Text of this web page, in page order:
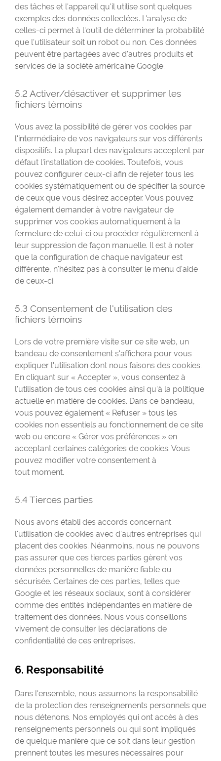
des tâches et l'appareil qu'il utilise sont quelques
exemples des données collectées. L'analyse de
celles-ci permet à l'outil de déterminer la probabilité
que l'utilisateur soit un robot ou non. Ces données
peuvent être partagées avec d'autres produits et
services de la société américaine Google.
5.2 Activer/désactiver et supprimer les
fichiers témoins
Vous avez la possibilité de gérer vos cookies par
l'intermédiaire de vos navigateurs sur vos différents
dispositifs. La plupart des navigateurs acceptent par
défaut l'installation de cookies. Toutefois, vous
pouvez configurer ceux-ci afin de rejeter tous les
cookies systématiquement ou de spécifier la source
de ceux que vous désirez accepter. Vous pouvez
également demander à votre navigateur de
supprimer vos cookies automatiquement à la
fermeture de celui-ci ou procéder régulièrement à
leur suppression de façon manuelle. Il est à noter
que la configuration de chaque navigateur est
différente, n'hésitez pas à consulter le menu d'aide
deceux-ci.
5.3 Consentement de l'utilisation des
fichiers témoins
Lors de votre première visite sur ce site web, un
bandeau de consentement s'affichera pour vous
expliquer l'utilisation dont nous faisons des cookies.
En cliquant sur « Accepter », vous consentez à
l'utilisation de tous ces cookies ainsi qu'à la politique
actuelle en matière de cookies. Dans ce bandeau,
vous pouvez également « Refuser » tous les
cookies non essentiels au fonctionnement de ce site
web ou encore « Gérer vos préférences » en
acceptant certaines catégories de cookies. Vous
pouvez modifier votre consentement à
tout moment.
5.4 Tierces parties
Nous avons établi des accords concernant
l'utilisation de cookies avec d'autres entreprises qui
placent des cookies. Néanmoins, nous ne pouvons
pas assurer que ces tierces parties gèrent vos
données personnelles de manière fiable ou
sécurisée. Certaines de ces parties, telles que
Google et les réseaux sociaux, sont à considérer
comme des entités indépendantes en matière de
traitement des données. Nous vous conseillons
vivement de consulter les déclarations de
confidentialité de ces entreprises.
6. Responsabilité
Dans l'ensemble, nous assumons la responsabilité
de la protection des renseignements personnels que
nous détenons. Nos employés qui ont accès à des
renseignements personnels ou qui sont impliqués
de quelque manière que ce soit dans leur gestion
prennent toutes les mesures nécessaires pour